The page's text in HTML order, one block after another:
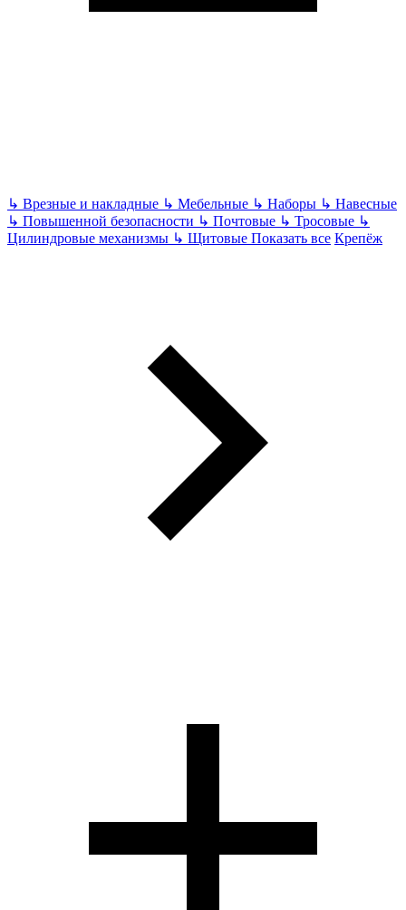
↳ Врезные и накладные ↳ Мебельные ↳ Наборы ↳ Навесные
↳ Повышенной безопасности ↳ Почтовые ↳ Тросовые ↳
Цилиндровые механизмы ↳ Щитовые Показать все Крепёж